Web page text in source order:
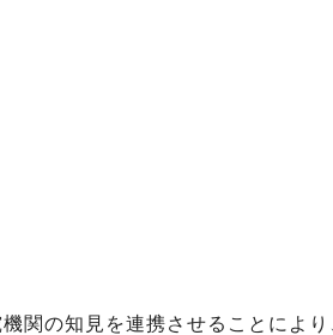
関の知見を連携させることによ